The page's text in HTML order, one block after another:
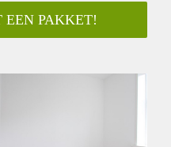
van Rotterdam is dit
heeft een ruime
6m2 die tevens toegang
douche, wastafel,
Kortom een prachtig
EEN PAKKET!